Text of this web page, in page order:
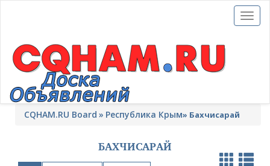
Toggle
CQHAM.RU Board Республика Крым» Бахчисарай
БАХЧИСАРАЙ